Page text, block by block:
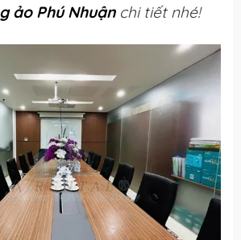
ảo Phú Nhuậnchi tiết nhé!